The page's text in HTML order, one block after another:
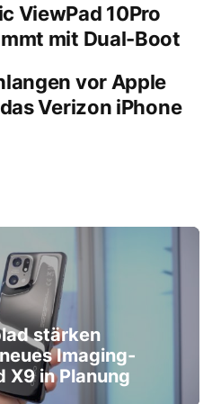
ViewPad 10Pro
mit Dual-Boot
vor Apple
Verizon iPhone
stärken
Imaging-
X9 in Planung